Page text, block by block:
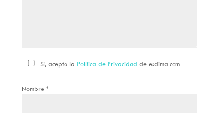
Si, acepto la Política de Privacidad de esdima.com
Nombre *